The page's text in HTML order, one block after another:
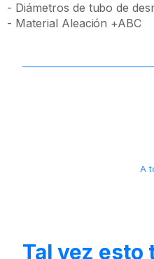
- Diámetros de tubo de
- Material Aleación +ABC
A
Tal vez esto